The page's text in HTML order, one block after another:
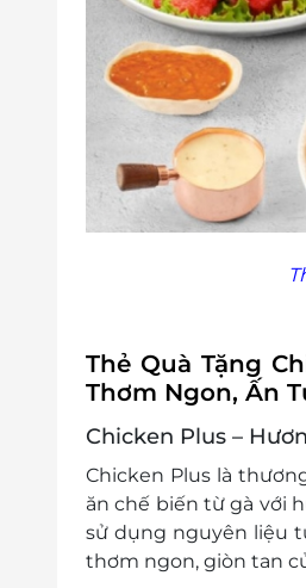
Long An
38 DT825 Thị trấn
Số 720 DT824 Ấp
385E, ĐT 824, Khu
Số nhà 751 Đường
Quảng Trị
Số 5 Lê Duẩn, P. 2,
Quảng trường Đắk
365 Đường Gò Tháp,
152 Hùng Vương, P.2,
Khánh Hòa
81 Sông Cạn Tổ dân
Thẻ Quà Tặng
Thơm Ngon, Ấn
Chicken Plus –
Chicken Plus là
ăn chế biến từ gà với
sử dụng nguyên liệu
thơm ngon, giòn tan